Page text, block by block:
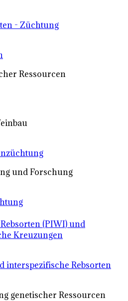
- Züchtung
Ressourcen
und Forschung
(PIWI) und
Kreuzungen
interspezifische Rebsorten
genetischer Ressourcen